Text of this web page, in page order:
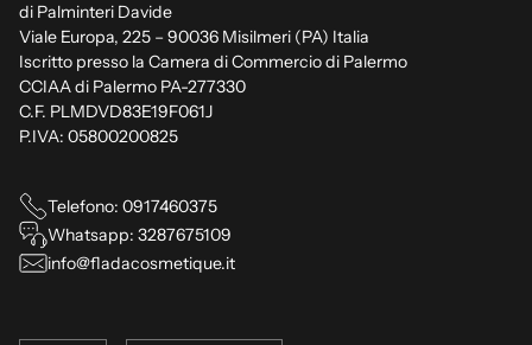
di Palminteri Davide
Viale Europa, 225 – 90036 Misilmeri (PA) Italia
Iscritto presso la Camera di Commercio di Palermo
CCIAA di Palermo PA-277330
C.F. PLMDVD83E19F061J
P.IVA: 05800200825
Telefono: 0917460375
Whatsapp: 3287675109
info@fladacosmetique.it